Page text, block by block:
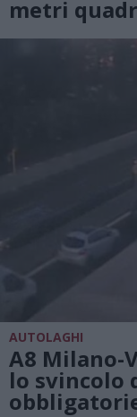
metri
AUTOLAGHI
A8 Milano-
lo svincolo